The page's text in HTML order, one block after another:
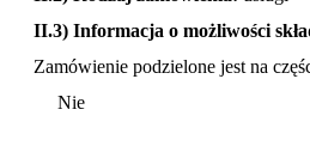
II.3) Informacja o możliwości
Zamówienie podzielone jest na
Nie